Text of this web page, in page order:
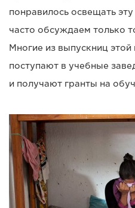
понравилось освещать
часто обсуждаем только
Многие из выпускниц
поступают в учебные
и получают гранты на